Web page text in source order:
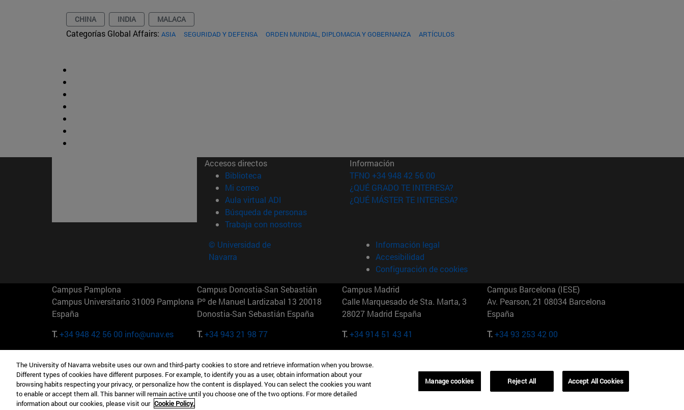
CHINA INDIA MALACA
Categorías Global Affairs: ASIA SEGURIDAD Y DEFENSA ORDEN MUNDIAL, DIPLOMACIA Y GOBERNANZA ARTÍCULOS
Accesos directos
Biblioteca (abre en nueva ventana)
Mi correo(abre en nueva ventana)
Aula virtual ADI (abre en nueva ventana)
Búsqueda de personas(abre en nueva ventana)
Trabaja con nosotros(abre en nueva ventana)
Información
TFNO +34 948 42 56 00
¿QUÉ GRADO TE INTERESA?
¿QUÉ MÁSTER TE INTERESA?
© Universidad de
Navarra
Información legal
Accesibilidad
Configuración de cookies
Campus Pamplona
Campus Universitario 31009 Pamplona
España
T.+34 948 42 56 00 info@unav.es
Campus Donostia-San Sebastián
Pº de Manuel Lardizabal 13 20018
Donostia-San Sebastián España
T.+34 943 21 98 77
Campus Madrid
Calle Marquesado de Sta. Marta, 3
28027 Madrid España
T.+34 914 51 43 41
Campus Barcelona (IESE)
Av. Pearson, 21 08034 Barcelona
España
T.+34 93 253 42 00
Camino del Cerro Águila 3 28023
Madrid España
T.+34 912 11 30 00
165 W 57th St 10019-2201 Nueva York
EE.UU
T.+1 646 346 8850
Maria-Theresia-Straße 15 81675
Múnich Alemania
T.+49 89 24209790
01321001 Bela Vista Brasil
The University of Navarra website uses our own and third-party cookies to store and retrieve information when you browse.
Different types of cookies have different purposes. For example, to identify you as a user, obtain information about your
browsing habits respecting your privacy, or personalize how the content is displayed. You can select the cookies you want
to enable or accept them all. This banner will remain active until you choose one of the two options. For more detailed
information about our cookies, please visit our Cookie Policy.
Manage cookies Reject All Accept All Cookies